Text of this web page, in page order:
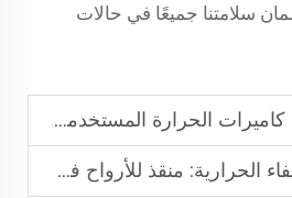
سلامتنا جميعًا في حالات
في مكافحة الحرائق في إنقاذ الأشخاص المحاصرين في المباني المنهارة
للأرواح في عمليات الإنقاذ تحت درجات الحرارة الشديدة